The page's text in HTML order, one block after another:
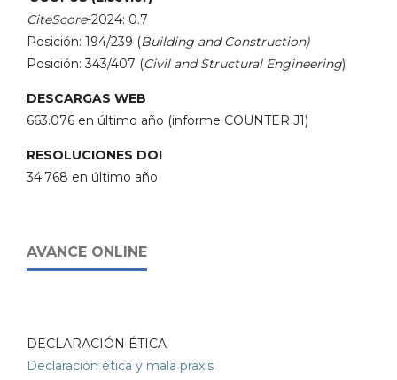
CiteScore-2024: 0.7
Posición: 194/239 (Building and Construction)
Posición: 343/407 (Civil and Structural Engineering)
DESCARGAS WEB
663.076 en último año (informe COUNTER J1)
RESOLUCIONES DOI
34.768 en último año
AVANCE ONLINE
DECLARACIÓN ÉTICA
Declaración ética y mala praxis